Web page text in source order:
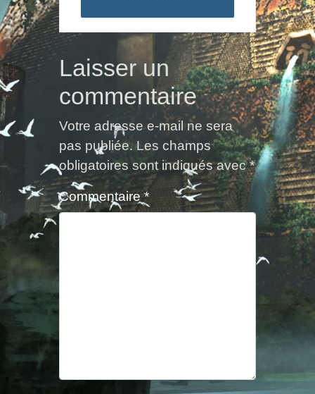
Laisser un
commentaire
Votre adresse e-mail ne sera
pas publiée. Les champs
obligatoires sont indiqués avec*
Commentaire*